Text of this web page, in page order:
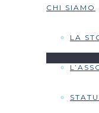
CHI SIAMO
LA